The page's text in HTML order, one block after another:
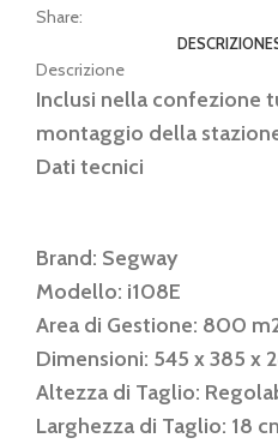
Share:
DESCRIZIONE
Descrizione
Inclusi nella confezione
montaggio della
Dati tecnici
Brand: Segway
Modello: i108E
Area di Gestione: 800
Dimensioni: 545 x 385 x
Altezza di Taglio:
Larghezza di Taglio: 18